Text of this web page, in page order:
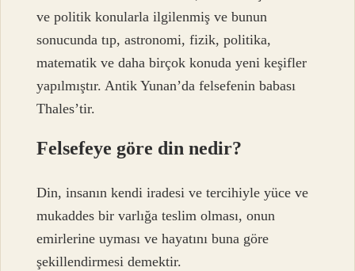
ve politik konularla ilgilenmiş ve bunun
sonucunda tıp, astronomi, fizik, politika,
matematik ve daha birçok konuda yeni keşifler
yapılmıştır. Antik Yunan’da felsefenin babası
Thales’tir.
Felsefeye göre din nedir?
Din, insanın kendi iradesi ve tercihiyle yüce ve
mukaddes bir varlığa teslim olması, onun
emirlerine uyması ve hayatını buna göre
şekillendirmesi demektir.